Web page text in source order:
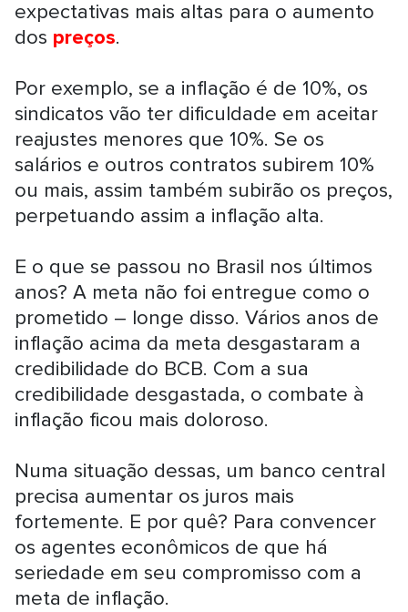
expectativas mais altas para o aumento
dos preços.
Por exemplo, se a inflação é de 10%, os
sindicatos vão ter dificuldade em aceitar
reajustes menores que 10%. Se os
salários e outros contratos subirem 10%
ou mais, assim também subirão os preços,
perpetuando assim a inflação alta.
E o que se passou no Brasil nos últimos
anos? A meta não foi entregue como o
prometido – longe disso. Vários anos de
inflação acima da meta desgastaram a
credibilidade do BCB. Com a sua
credibilidade desgastada, o combate à
inflação ficou mais doloroso.
Numa situação dessas, um banco central
precisa aumentar os juros mais
fortemente. E por quê? Para convencer
os agentes econômicos de que há
seriedade em seu compromisso com a
meta de inflação.